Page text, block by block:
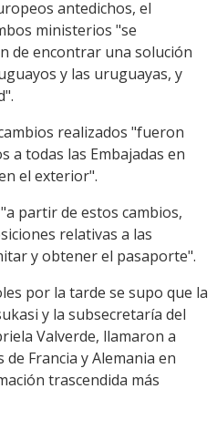
antedichos, el
ministerios "se
de encontrar una solución
y las uruguayas, y
realizados "fueron
todas las Embajadas en
el exterior".
partir de estos cambios,
relativas a las
y obtener el pasaporte".
por la tarde se supo que la
y la subsecretaría del
Valverde, llamaron a
Francia y Alemania en
trascendida más